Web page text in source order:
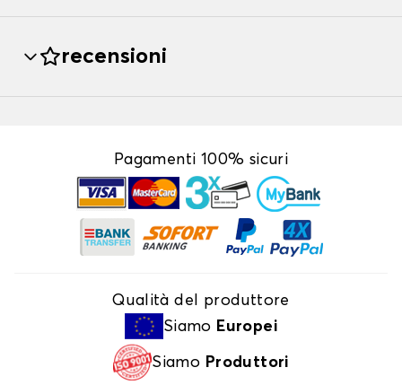
recensioni
Pagamenti 100% sicuri
Qualità del produttore
Siamo Europei
Siamo Produttori